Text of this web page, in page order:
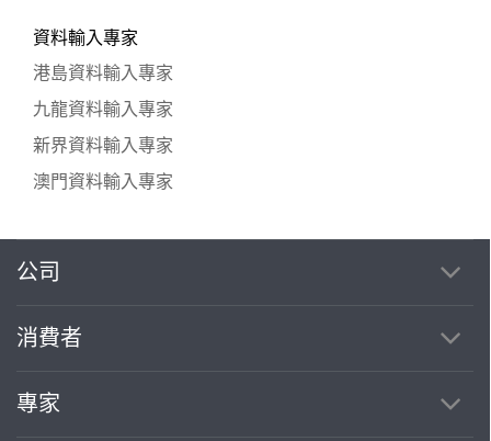
資料輸入專家
港島資料輸入專家
九龍資料輸入專家
新界資料輸入專家
澳門資料輸入專家
公司
消費者
專家